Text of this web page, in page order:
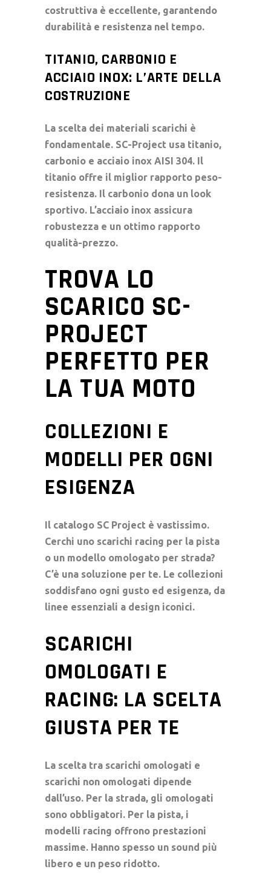
costruttiva è eccellente, garantendo
durabilità e resistenza nel tempo.
TITANIO, CARBONIO E
ACCIAIO INOX: L’ARTE DELLA
COSTRUZIONE
La scelta dei materiali scarichi è
fondamentale. SC-Project usa titanio,
carbonio e acciaio inox AISI 304. Il
titanio offre il miglior rapporto peso-
resistenza. Il carbonio dona un look
sportivo. L’acciaio inox assicura
robustezza e un ottimo rapporto
qualità-prezzo.
TROVA LO
SCARICO SC-
PROJECT
PERFETTO PER
LA TUA MOTO
COLLEZIONI E
MODELLI PER OGNI
ESIGENZA
Il catalogo SC Project è vastissimo.
Cerchi uno scarichi racing per la pista
o un modello omologato per strada?
C’è una soluzione per te. Le collezioni
soddisfano ogni gusto ed esigenza, da
linee essenziali a design iconici.
SCARICHI
OMOLOGATI E
RACING: LA SCELTA
GIUSTA PER TE
La scelta tra scarichi omologati e
scarichi non omologati dipende
dall’uso. Per la strada, gli omologati
sono obbligatori. Per la pista, i
modelli racing offrono prestazioni
massime. Hanno spesso un sound più
libero e un peso ridotto.